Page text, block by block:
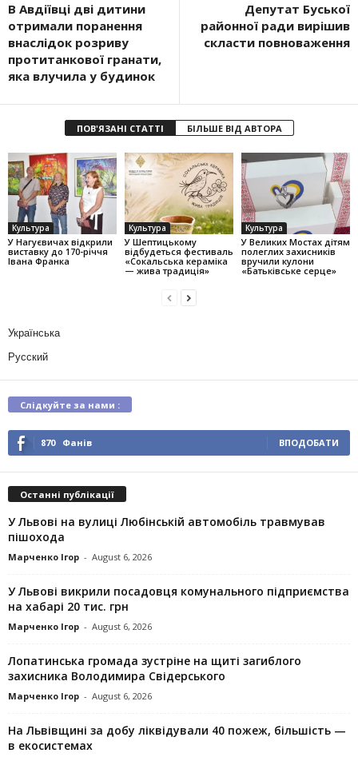
В Авдіївці дві дитини
отримали поранення
внаслідок розриву
протитанкової гранати,
яка влучила у будинок
Депутат Буської
районної ради вирішив
скласти повноваження
ПОВ'ЯЗАНІ СТАТТІ БІЛЬШЕ ВІД АВТОРА
Культура
У Нагуєвичах відкрили
виставку до 170-річчя
Івана Франка
Культура
У Шептицькому
відбудеться фестиваль
«Сокальська кераміка
— жива традиція»
Культура
У Великих Мостах дітям
полеглих захисників
вручили кулони
«Батьківське серце»
Українська
Русский
Слідкуйте за нами :
870 Фанів ВПОДОБАТИ
Останні публікації
У Львові на вулиці Любінській автомобіль травмував
пішохода
Марченко Ігор - August 6, 2026
У Львові викрили посадовця комунального підприємства
на хабарі 20 тис. грн
Марченко Ігор - August 6, 2026
Лопатинська громада зустріне на щиті загиблого
захисника Володимира Свідерського
Марченко Ігор - August 6, 2026
На Львівщині за добу ліквідували 40 пожеж, більшість —
в екосистемах